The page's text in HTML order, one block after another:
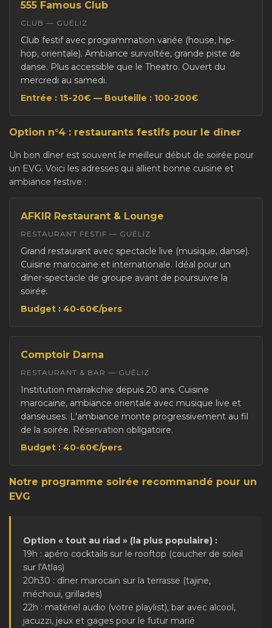
555 Famous Club
CLUB — GUÉLIZ
Club festif avec programmation variée (house, hip-
hop, orientale). Ambiance survoltée, grande piste de
danse. Plus accessible que le Theatro. Ouvert du
mercredi au samedi.
Entrée : 15-20€ — Bouteille : 100-200€
Option n°4 : restaurants festifs pour le dîner
Un bon dîner est souvent le meilleur début de soirée pour
un EVG. Voici les adresses qui allient bonne cuisine et
ambiance festive :
AFKIR Restaurant & Lounge
RESTAURANT FESTIF — GUÉLIZ
Grand restaurant avec spectacle live (musique, danse).
Cuisine marocaine et internationale. Idéal pour un
dîner-spectacle de groupe avant de poursuivre la
soirée.
Budget : 40-60€/pers
Comptoir Darna
RESTAURANT & BAR — GUÉLIZ
Institution marrakchie depuis 20 ans. Cuisine
marocaine, ambiance orientale avec musique live et
danseuses. L'ambiance monte progressivement au fil
de la soirée. Réservation obligatoire.
Budget : 40-60€/pers
Notre programme soirée recommandé pour un
EVG
Option « tout au riad » (la plus populaire) :
19h : apéro cocktails sur le rooftop (coucher de soleil
sur l'Atlas)
20h30 : dîner marocain sur la terrasse (tajine,
méchoui, grillades)
22h : matériel audio (votre playlist), bar avec alcool,
jacuzzi, jeux et gages pour le futur marié